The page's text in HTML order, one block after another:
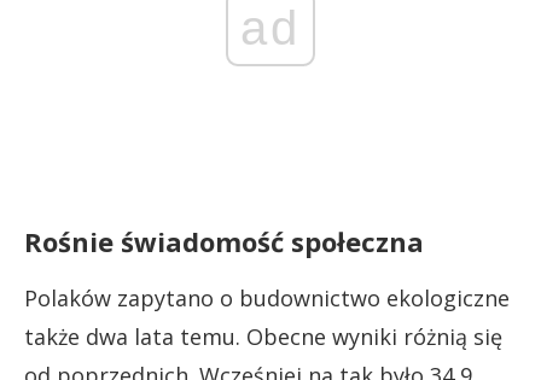
ad
Rośnie świadomość społeczna
Polaków zapytano o budownictwo ekologiczne
także dwa lata temu. Obecne wyniki różnią się